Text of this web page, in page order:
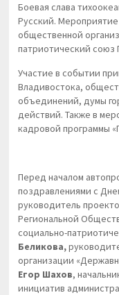
Боевая слава
Русский.
общественной
патриотический союз
Участие в событии
Владивостока,
объединений, думы
действий. Также в
кадровой программы
Перед началом
поздравлениями с
руководитель
Региональной
социально-
Беликова,
организации
Егор Шахов,
инициатив